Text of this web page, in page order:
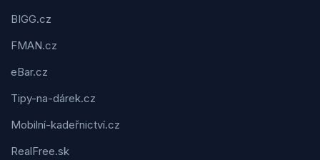
BIGG.cz
FMAN.cz
eBar.cz
Tipy-na-dárek.cz
Mobilní-kadeřnictví.cz
RealFree.sk